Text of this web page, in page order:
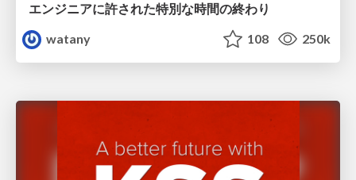
エンジニアに許された特別な時間の終わり
watany
108 250k